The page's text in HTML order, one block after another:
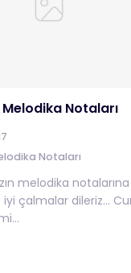
Notaları
Notaları
melodika
iyi çalmalar dileriz…